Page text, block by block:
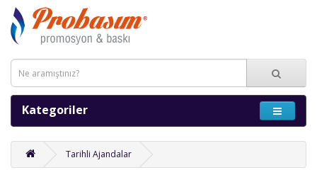
Kategoriler
Tarihli Ajandalar